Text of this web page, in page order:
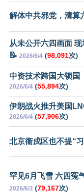
解体中共邪党，清算
从未公开六四画面 现
📝 2026/6/4 (98,091次)
中资技术跨国大锁
2026/6/4 (55,894次)
伊朗战火推升美国
2026/6/4 (57,906次)
北京衞戍区也不提“
罕见6月飞雪 六四冤
2026/6/3 (79,167次)